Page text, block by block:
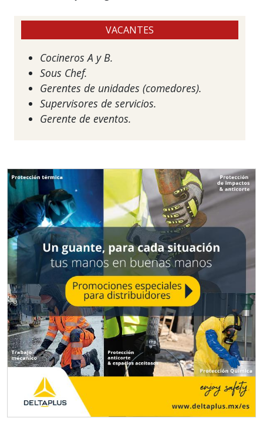
VACANTES
Cocineros A y B.
Sous Chef.
Gerentes de unidades (comedores).
Supervisores de servicios.
Gerente de eventos.